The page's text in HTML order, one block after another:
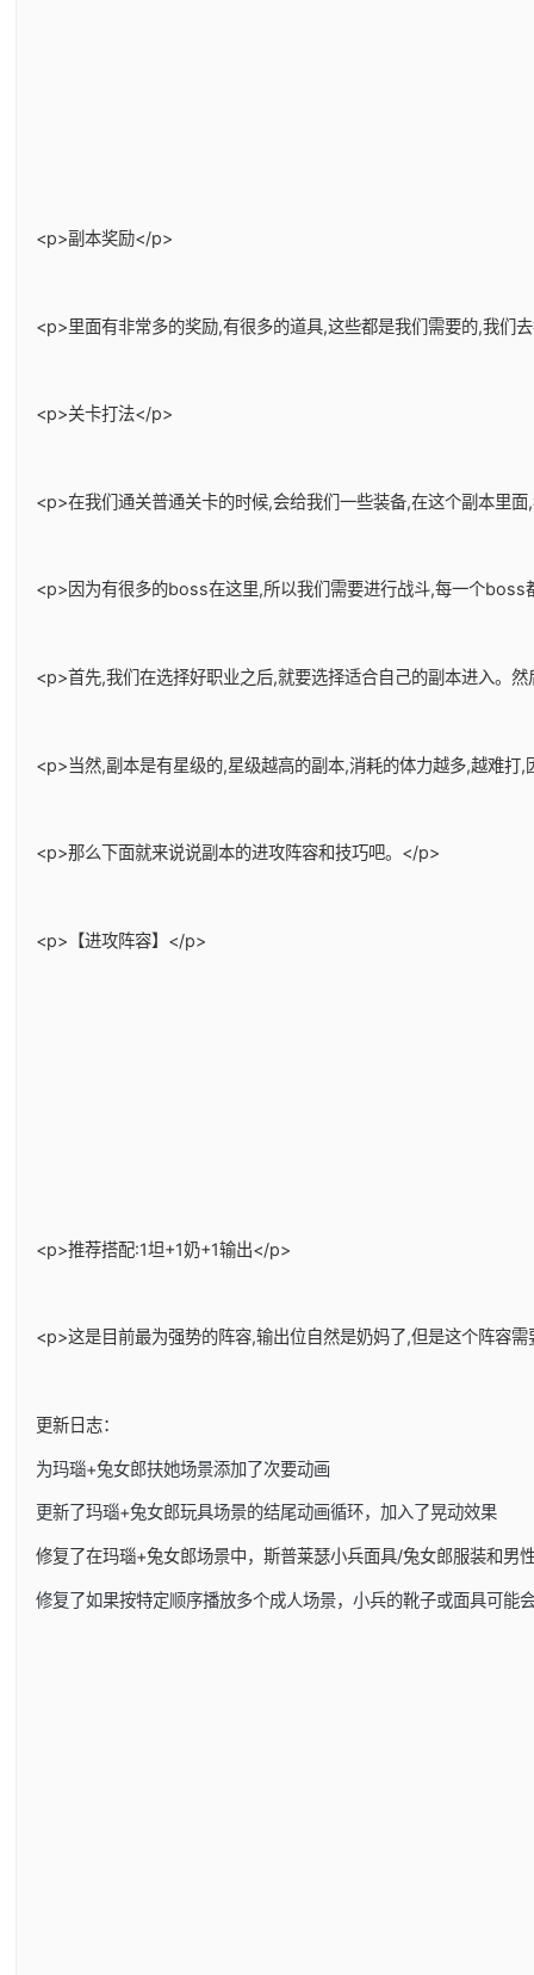
<p>副本奖励</p>
<p>里面有非常多的奖励,有很多的道具,这些都是我们需要的,我们
<p>关卡打法</p>
<p>在我们通关普通关卡的时候,会给我们一些装备,在这个副本里
<p>因为有很多的boss在这里,所以我们需要进行战斗,每一个
<p>首先,我们在选择好职业之后,就要选择适合自己的副本进入。
<p>当然,副本是有星级的,星级越高的副本,消耗的体力越多,越难
<p>那么下面就来说说副本的进攻阵容和技巧吧。</p>
<p>【进攻阵容】</p>
<p>推荐搭配:1坦+1奶+1输出</p>
<p>这是目前最为强势的阵容,输出位自然是奶妈了,但是这个阵容
更新日志：
为玛瑙+兔女郎扶她场景添加了次要动画
更新了玛瑙+兔女郎玩具场景的结尾动画循环，加入了晃动效果
修复了在玛瑙+兔女郎场景中，斯普莱瑟小兵面具/兔女郎服装和男
修复了如果按特定顺序播放多个成人场景，小兵的靴子或面具可能